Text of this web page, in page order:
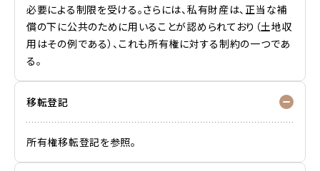
必要による制限を受ける。さらには、私有財産は、正当な補
償の下に公共のために用いることが認められており（土地収
用はその例である）、これも所有権に対する制約の一つであ
る。
移転登記
所有権移転登記を参照。